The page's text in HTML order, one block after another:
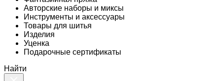
Авторские наборы и миксы
Инструменты и аксессуары
Товары для шитья
Изделия
Уценка
Подарочные сертификаты
Найти